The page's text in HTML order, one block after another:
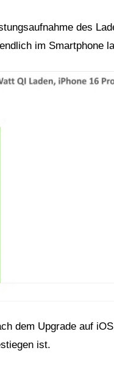
des
im Smartphone
dem Upgrade auf
ist.